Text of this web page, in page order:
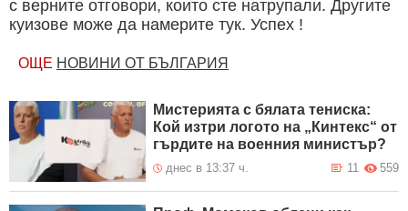
с верните отговори, които сте натрупали. Другите
куизове може да намерите тук. Успех !
ОЩЕ НОВИНИ ОТ БЪЛГАРИЯ
Мистерията с бялата тениска:
Кой изтри логото на „Кинтекс“ от
гърдите на военния министър?
днес в 13:37 ч. 559
11